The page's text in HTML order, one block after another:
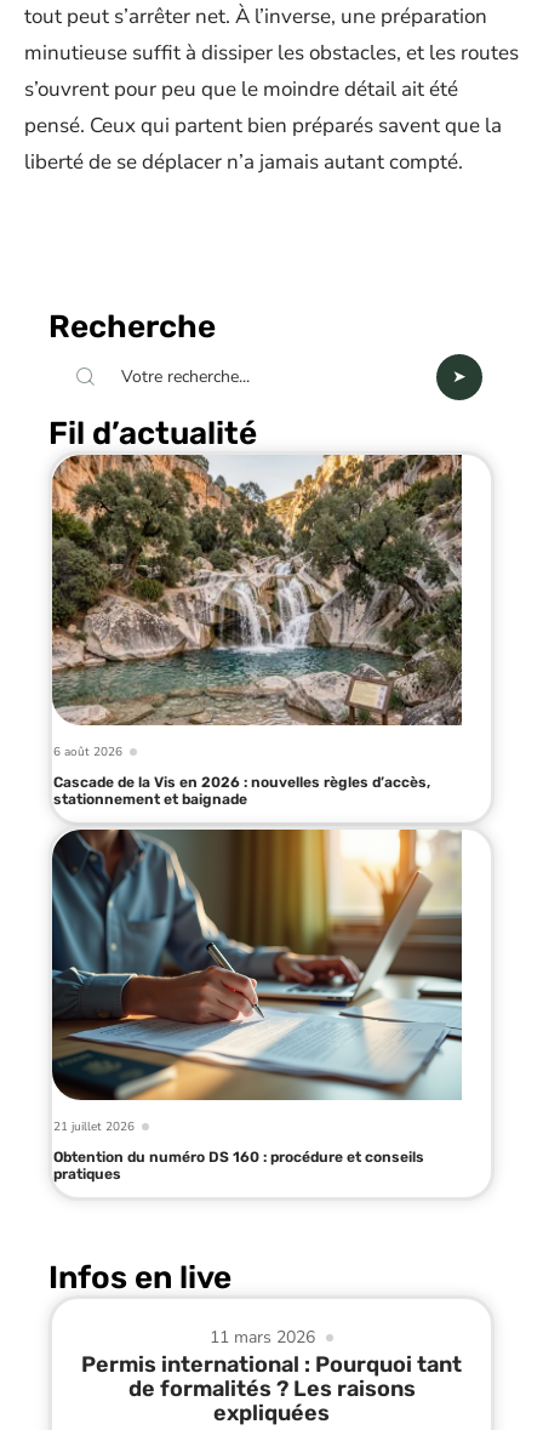
tout peut s’arrêter net. À l’inverse, une préparation
minutieuse suffit à dissiper les obstacles, et les routes
s’ouvrent pour peu que le moindre détail ait été
pensé. Ceux qui partent bien préparés savent que la
liberté de se déplacer n’a jamais autant compté.
Recherche
Fil d’actualité
6 août 2026
Cascade de la Vis en 2026 : nouvelles règles d’accès,
stationnement et baignade
21 juillet 2026
Obtention du numéro DS 160 : procédure et conseils
pratiques
Infos en live
11 mars 2026
Permis international : Pourquoi tant
de formalités ? Les raisons
expliquées